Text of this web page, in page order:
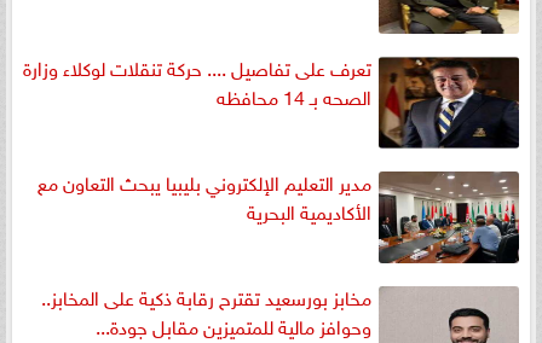
تعرف على تفاصيل .... حركة تنقلات لوكلاء وزارة
الصحه بـ 14 محافظه
مدير التعليم الإلكتروني بليبيا يبحث التعاون مع
الأكاديمية البحرية
مخابز بورسعيد تقترح رقابة ذكية على المخابز..
وحوافز مالية للمتميزين مقابل جودة...